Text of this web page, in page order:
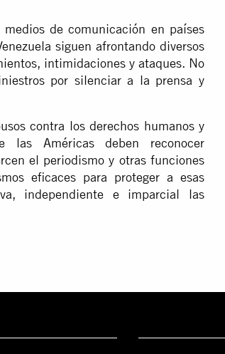
de comunicación en países
siguen afrontando diversos
intimidaciones y ataques. No
por silenciar a la prensa y
contra los derechos humanos y
las Américas deben reconocer
el periodismo y otras funciones
eficaces para proteger a esas
independiente e imparcial las